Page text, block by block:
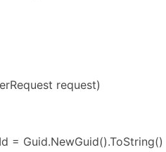
request)
= Guid.NewGuid().ToString()